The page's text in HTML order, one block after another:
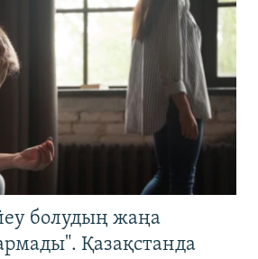
болудың жаңа
Қазақстанда